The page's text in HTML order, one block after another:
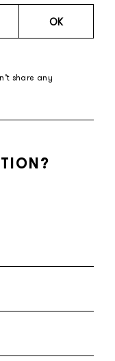
OK
share any